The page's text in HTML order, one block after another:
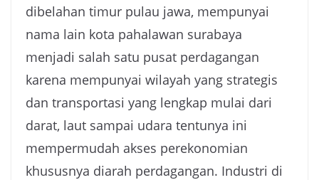
dibelahan timur pulau jawa, mempunyai
nama lain kota pahalawan surabaya
menjadi salah satu pusat perdagangan
karena mempunyai wilayah yang strategis
dan transportasi yang lengkap mulai dari
darat, laut sampai udara tentunya ini
mempermudah akses perekonomian
khususnya diarah perdagangan. Industri di